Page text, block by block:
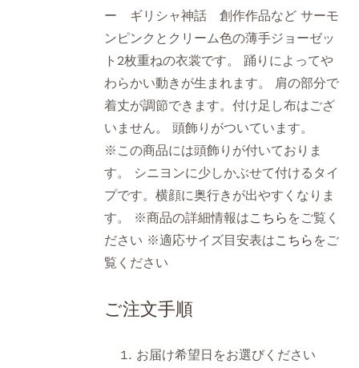
ー ギリシャ神話 創作作品など サーモ
ンピンクとクリーム色の薄手ジョーゼッ
ト2枚重ねの衣裳です。 踊りによってや
わらかい動きが生まれます。 肩の部分で
着丈が調節できます。付け足し布はござ
いません。 頭飾りがついています。
※この商品には頭飾りが付いておりま
す。 シニヨンに少しかぶせて付けるタイ
プです。横顔に奥行きが出やすくなりま
す。 ※商品の詳細情報はこちら をご覧く
ださい ※適応サイズ目安表はこちら をご
覧ください
ご注文手順
お届け希望日をお選びください